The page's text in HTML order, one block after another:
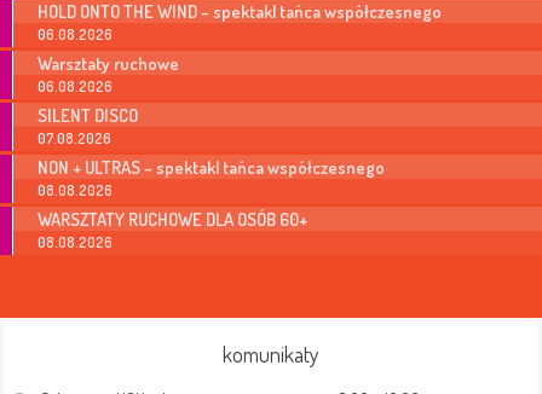
HOLD ONTO THE WIND – spektakl tańca współczesnego
06.08.2026
Warsztaty ruchowe
06.08.2026
SILENT DISCO
07.08.2026
NON + ULTRAS – spektakl tańca współczesnego
08.08.2026
WARSZTATY RUCHOWE DLA OSÓB 60+
08.08.2026
komunikaty